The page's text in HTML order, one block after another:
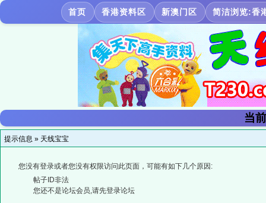
首页 香港资料区 新澳门区 简洁浏览:香
当
提示信息 » 天线宝宝
您没有登录或者您没有权限访问此页面，可能有如下几个原因:
帖子ID非法
您还不是论坛会员,请先登录论坛